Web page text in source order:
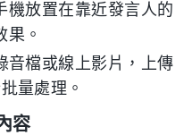
機放置在靠近發言人的
果。
音檔或線上影片，上傳
量處理。
容